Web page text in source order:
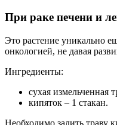
При раке печени и
Это растение уникально
онкологией, не давая
Ингредиенты:
сухая измельченная
кипяток – 1 стакан.
Необходимо залить траву